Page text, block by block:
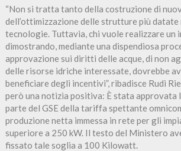
“Non si tratta tanto della costruzione di
dell’ottimizzazione delle strutture più datate
tecnologie. Tuttavia, chi vuole realizzare un
dimostrando, mediante una dispendiosa
approvazione sui diritti delle acque, di non
delle risorse idriche interessate, dovrebbe
beneficiare degli incentivi”, ribadisce Rudi
però una notizia positiva: È stata approvata
parte del GSE della tariffa spettante
produzione netta immessa in rete per gli
superiore a 250 kW. Il testo del Ministero
fissato tale soglia a 100 Kilowatt.